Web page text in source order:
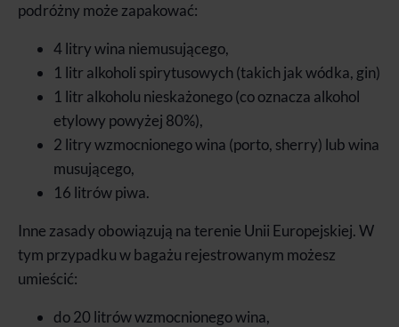
podróżny może zapakować:
4 litry wina niemusującego,
1 litr alkoholi spirytusowych (takich jak wódka, gin)
1 litr alkoholu nieskażonego (co oznacza alkohol
etylowy powyżej 80%),
2 litry wzmocnionego wina (porto, sherry) lub wina
musującego,
16 litrów piwa.
Inne zasady obowiązują na terenie Unii Europejskiej. W
tym przypadku w bagażu rejestrowanym możesz
umieścić:
do 20 litrów wzmocnionego wina,